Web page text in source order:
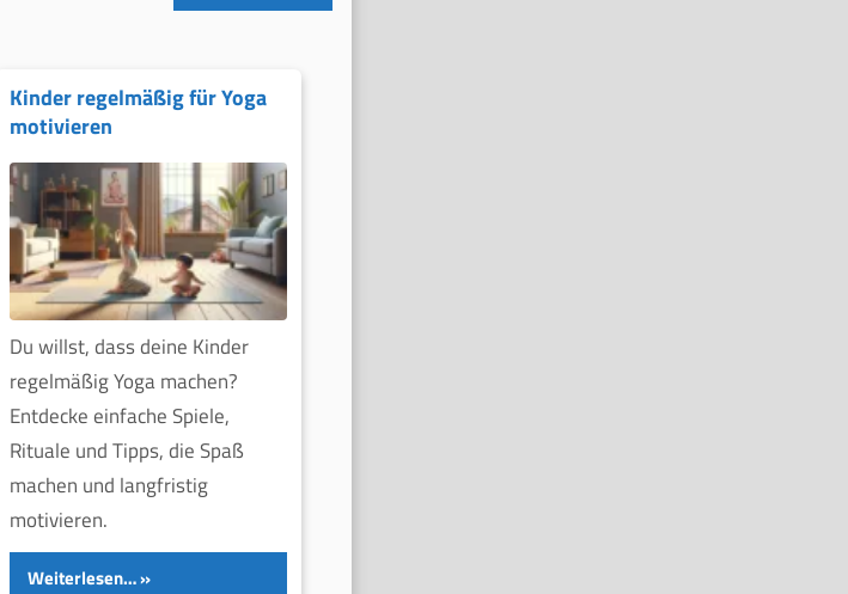
Kinder regelmäßig für Yoga
motivieren
Du willst, dass deine Kinder
regelmäßig Yoga machen?
Entdecke einfache Spiele,
Rituale und Tipps, die Spaß
machen und langfristig
motivieren.
Weiterlesen…